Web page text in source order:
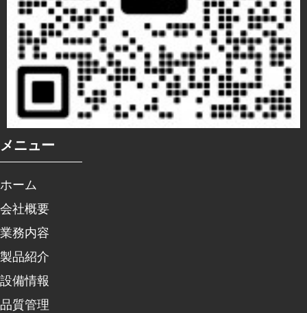
メニュー
ホーム
会社概要
業務内容
製品紹介
設備情報
品質管理